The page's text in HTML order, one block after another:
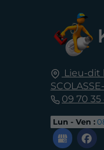
Lieu-dit
09 70 35
Lun - Ven :